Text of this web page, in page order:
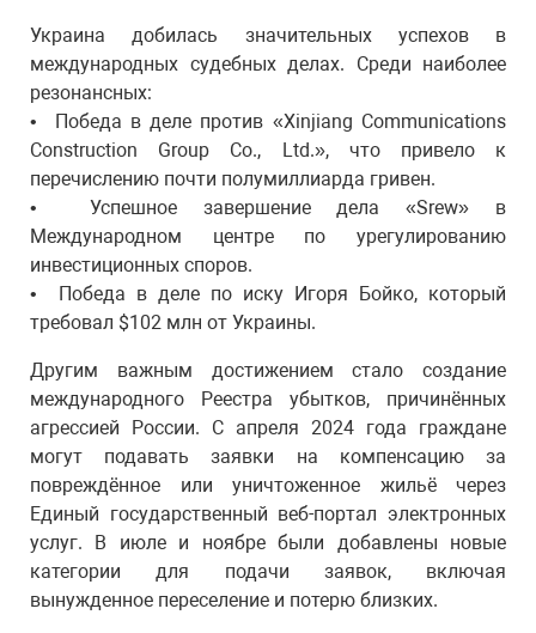
Украина добилась значительных успехов в
международных судебных делах. Среди наиболее
резонансных:
•⁠ ⁠Победа в деле против «Xinjiang Communications
Construction Group Co., Ltd.», что привело к
перечислению почти полумиллиарда гривен.
•⁠ ⁠Успешное завершение дела «Srew» в
Международном центре по урегулированию
инвестиционных споров.
•⁠ ⁠Победа в деле по иску Игоря Бойко, который
требовал $102 млн от Украины.
Другим важным достижением стало создание
международного Реестра убытков, причинённых
агрессией России. С апреля 2024 года граждане
могут подавать заявки на компенсацию за
повреждённое или уничтоженное жильё через
Единый государственный веб-портал электронных
услуг. В июле и ноябре были добавлены новые
категории для подачи заявок, включая
вынужденное переселение и потерю близких.